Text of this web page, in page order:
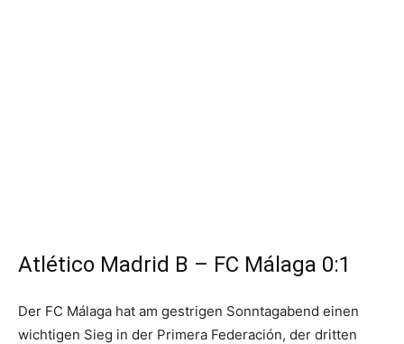
Atlético Madrid B – FC Málaga 0:1
Der FC Málaga hat am gestrigen Sonntagabend einen
wichtigen Sieg in der Primera Federación, der dritten